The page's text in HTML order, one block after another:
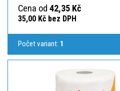
Cena od 42,35 Kč
35,00 Kč bez DPH
Počet variant: 1